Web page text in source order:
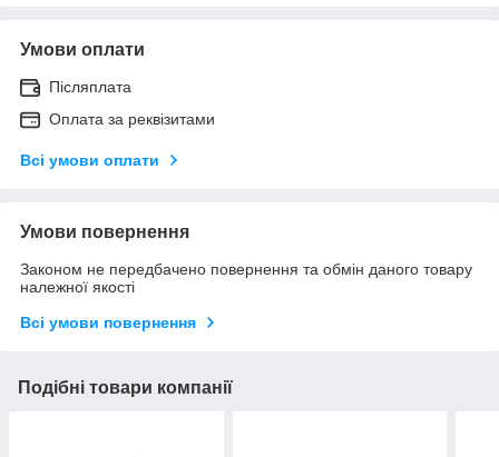
Умови оплати
Післяплата
Оплата за реквізитами
Всі умови оплати
Умови повернення
Законом не передбачено повернення та обмін даного товару
належної якості
Всі умови повернення
Подібні товари компанії